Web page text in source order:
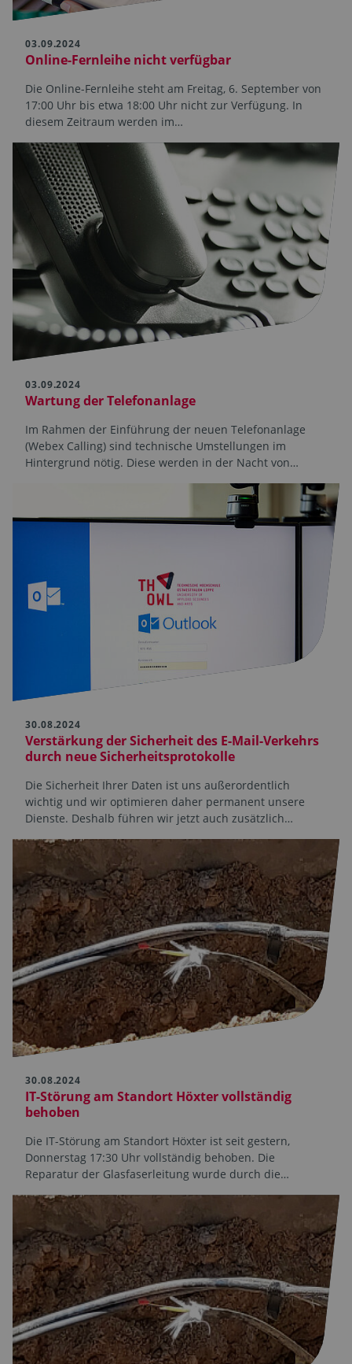
03.09.2024
Online-Fernleihe nicht verfügbar
Die Online-Fernleihe steht am Freitag, 6. September von
17:00 Uhr bis etwa 18:00 Uhr nicht zur Verfügung. In
diesem Zeitraum werden im…
03.09.2024
Wartung der Telefonanlage
Im Rahmen der Einführung der neuen Telefonanlage
(Webex Calling) sind technische Umstellungen im
Hintergrund nötig. Diese werden in der Nacht von…
30.08.2024
Verstärkung der Sicherheit des E-Mail-Verkehrs
durch neue Sicherheitsprotokolle
Die Sicherheit Ihrer Daten ist uns außerordentlich
wichtig und wir optimieren daher permanent unsere
Dienste. Deshalb führen wir jetzt auch zusätzlich…
30.08.2024
IT-Störung am Standort Höxter vollständig
behoben
Die IT-Störung am Standort Höxter ist seit gestern,
Donnerstag 17:30 Uhr vollständig behoben. Die
Reparatur der Glasfaserleitung wurde durch die…